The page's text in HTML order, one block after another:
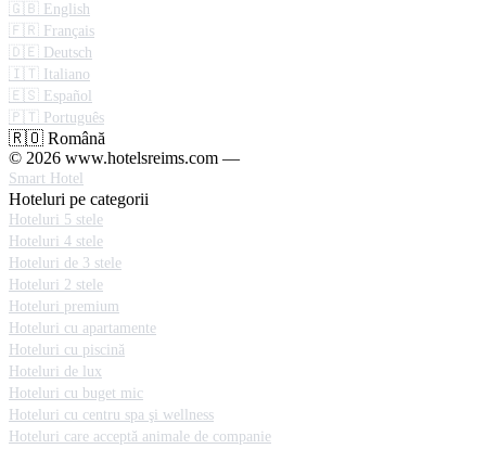
🇬🇧 English
🇫🇷 Français
🇩🇪 Deutsch
🇮🇹 Italiano
🇪🇸 Español
🇵🇹 Português
🇷🇴 Română
© 2026 www.hotelsreims.com —
Smart Hotel
Hoteluri pe categorii
Hoteluri 5 stele
Hoteluri 4 stele
Hoteluri de 3 stele
Hoteluri 2 stele
Hoteluri premium
Hoteluri cu apartamente
Hoteluri cu piscină
Hoteluri de lux
Hoteluri cu buget mic
Hoteluri cu centru spa şi wellness
Hoteluri care acceptă animale de companie